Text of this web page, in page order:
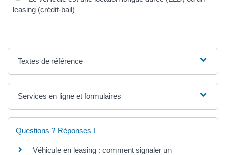
leasing (crédit-bail)
Textes de référence
Services en ligne et formulaires
Questions ? Réponses !
Véhicule en leasing : comment signaler un